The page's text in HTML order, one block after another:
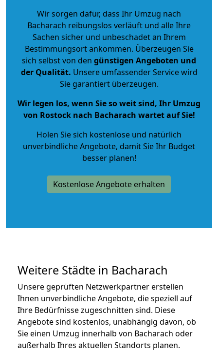
Wir sorgen dafür, dass Ihr Umzug nach
Bacharach reibungslos verläuft und alle Ihre
Sachen sicher und unbeschadet an Ihrem
Bestimmungsort ankommen. Überzeugen Sie
sich selbst von den günstigen Angeboten und
der Qualität. Unsere umfassender Service wird
Sie garantiert überzeugen.
Wir legen los, wenn Sie so weit sind, Ihr Umzug
von Rostock nach Bacharach wartet auf Sie!
Holen Sie sich kostenlose und natürlich
unverbindliche Angebote, damit Sie Ihr Budget
besser planen!
Kostenlose Angebote erhalten
Weitere Städte in Bacharach
Unsere geprüften Netzwerkpartner erstellen
Ihnen unverbindliche Angebote, die speziell auf
Ihre Bedürfnisse zugeschnitten sind. Diese
Angebote sind kostenlos, unabhängig davon, ob
Sie einen Umzug innerhalb von Bacharach oder
außerhalb Ihres aktuellen Standorts planen.